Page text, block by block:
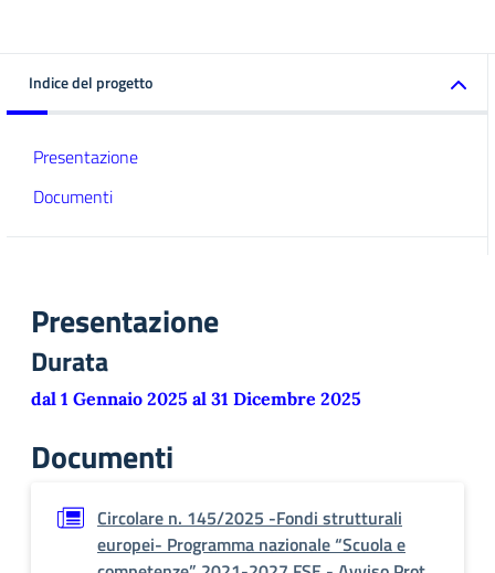
Indice del progetto
Presentazione
Documenti
Presentazione
Durata
dal 1 Gennaio 2025 al 31 Dicembre 2025
Documenti
Circolare n. 145/2025 -Fondi strutturali
europei- Programma nazionale “Scuola e